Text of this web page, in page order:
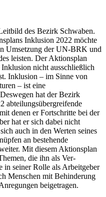
des Bezirk Schwaben.
Inklusion 2022 möchte
Umsetzung der UN-BRK und
leisten. Der Aktionsplan
nicht ausschließlich
Inklusion – im Sinne von
– ist eine
hat der Bezirk
abteilungsübergreifende
denen er Fortschritte bei der
hat er sich dabei nicht
auch in den Werten seines
an bestehende
Mit diesem Aktionsplan
die ihn als Ver­
seiner Rolle als Arbeitgeber
Menschen mit Behinderung
beigetragen.